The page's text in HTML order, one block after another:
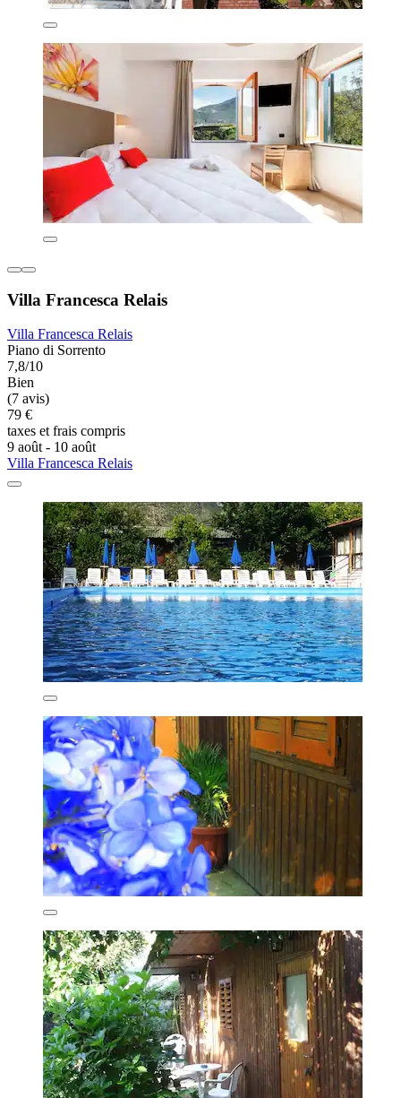
Villa Francesca Relais
Villa Francesca Relais
Piano di Sorrento
7,8/10
Bien
(7 avis)
79 €
taxes et frais compris
9 août - 10 août
Villa Francesca Relais